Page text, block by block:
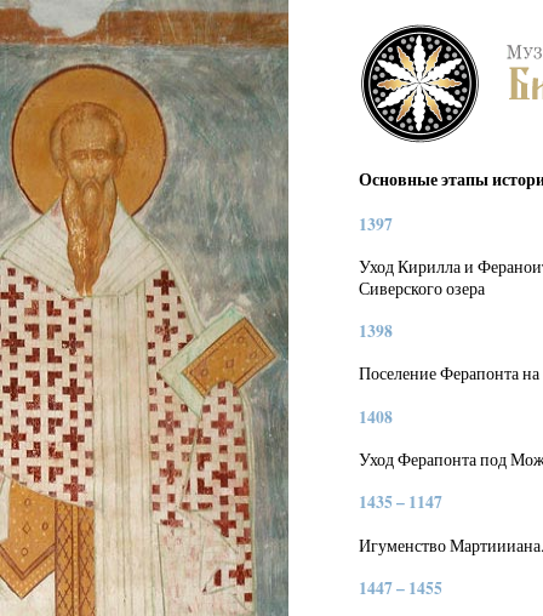
Основные этапы
1397
Уход Кирилла и
Сиверского озера
1398
Поселение Ферапонта на
1408
Уход Ферапонта под
1435 – 1147
Игуменство
1447 – 1455